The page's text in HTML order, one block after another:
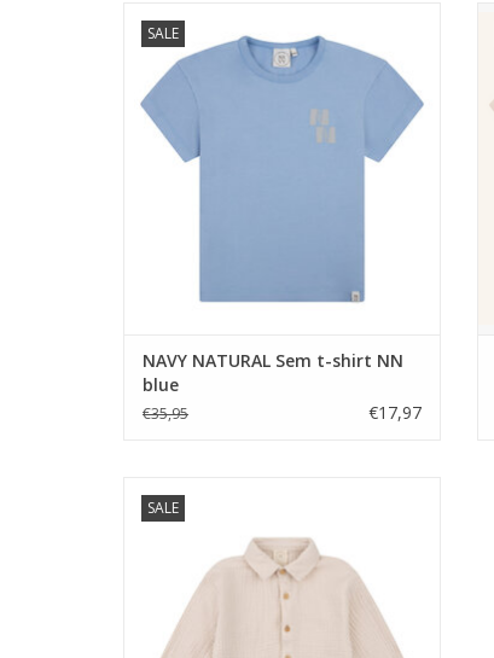
SALE
TOEVOEGEN AAN WINKELWAGEN
NAVY NATURAL Sem t-shirt NN
blue
€35,95 €17,97
SALE
TOEVOEGEN AAN WINKELWAGEN